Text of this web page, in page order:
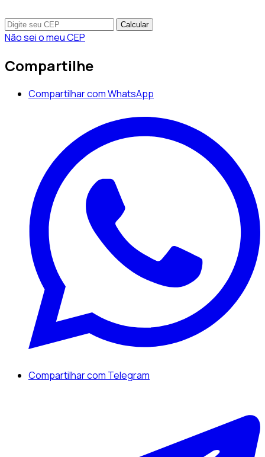
Calcular
Não sei o meu CEP
Compartilhe
Compartilhar com WhatsApp
Compartilhar com Telegram